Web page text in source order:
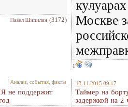
Павел Шипилин (3172)
Москве
1
Анализ, события, факты
поддержит
13.11.2015 09:17
Таймер на
задержкой на 2